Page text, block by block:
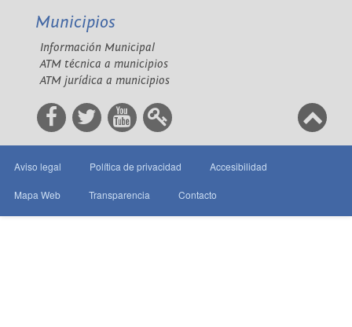
Municipios
Información Municipal
ATM técnica a municipios
ATM jurídica a municipios
Aviso legal Política de privacidad Accesibilidad
Mapa Web Transparencia Contacto